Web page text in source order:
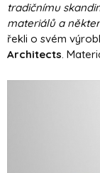
tradičnímu
materiálů a
řekli o svém
Architects.